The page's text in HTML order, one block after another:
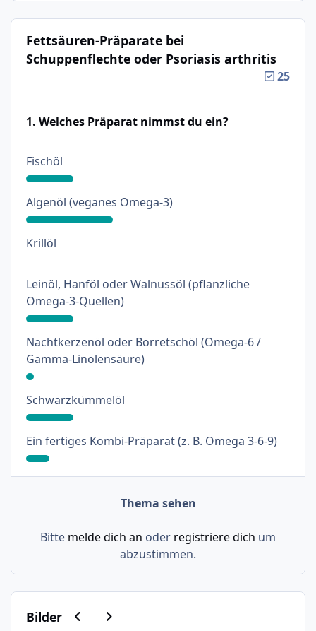
Fettsäuren-Präparate bei
Schuppenflechte oder Psoriasis arthritis
25
1. Welches Präparat nimmst du ein?
Fischöl: 18%
Algenöl (veganes Omega-3): 33%
Krillöl: 0%
Leinöl, Hanföl oder Walnussöl (pflanzliche
Omega-3-Quellen): 18%
Nachtkerzenöl oder Borretschöl (Omega-6 /
Gamma-Linolensäure): 3%
Schwarzkümmelöl: 18%
Ein fertiges Kombi-Präparat (z. B. Omega 3-6-9): 9%
Thema sehen
Bitte melde dich an oder registriere dich um
abzustimmen.
BilderVorherige Karussell-Folie
Nächste Karussell-Folie